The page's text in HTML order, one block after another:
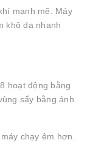
mạnh mẽ. Máy
khô da nhanh
hoạt động bằng
sấy bằng ánh
chạy êm hơn.